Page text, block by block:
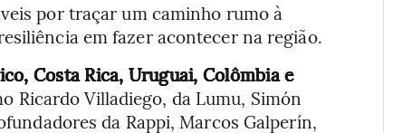
por traçar um caminho rumo à
em fazer acontecer na região.
Costa Rica, Uruguai, Colômbia e
Ricardo Villadiego, da Lumu, Simón
da Rappi, Marcos Galperín,